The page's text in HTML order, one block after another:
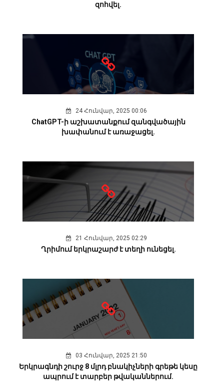
զոհվել.
24 Հունվար, 2025 00:06
ChatGPT-ի աշխատանքում զանգվածային
խափանում է առաջացել.
21 Հունվար, 2025 02:29
Ղրիմում երկրաշարժ է տեղի ունեցել.
03 Հունվար, 2025 21:50
Երկրագնդի շուրջ 8 մլրդ բնակիչների գրեթե կեսը
ապրում է տարբեր թվականներում.